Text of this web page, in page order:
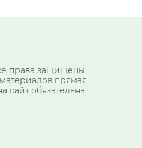
права защищены.
прямая
сайт обязательна.